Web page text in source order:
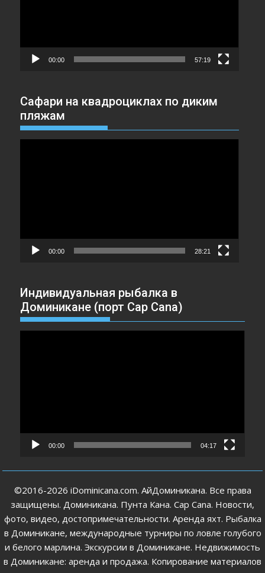
00:00 57:19
Сафари на квадроциклах по диким
пляжам
00:00 28:21
Индивидуальная рыбалка в
Доминикане (порт Cap Cana)
00:00 04:17
©2016-2026 iDominicana.com. АйДоминикана. Все права
защищены. Доминикана. Пунта Кана. Cap Cana. Новости,
фото, видео, достопримечательности. Аренда яхт. Рыбалка
в Доминикане, международные турниры по ловле голубого
и белого марлина. Экскурсии в Доминикане. Недвижимость
в Доминикане: аренда и продажа. Копирование материалов